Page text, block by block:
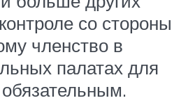
со стороны
членство в
палатах для